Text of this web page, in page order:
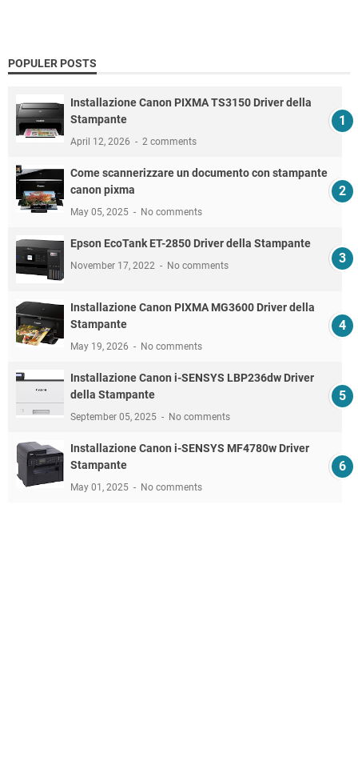
POPULER POSTS
Installazione Canon PIXMA TS3150 Driver della
Stampante
April 12, 2026 2 comments
Come scannerizzare un documento con stampante
canon pixma
May 05, 2025 No comments
Epson EcoTank ET-2850 Driver della Stampante
November 17, 2022 No comments
Installazione Canon PIXMA MG3600 Driver della
Stampante
May 19, 2026 No comments
Installazione Canon i-SENSYS LBP236dw Driver
della Stampante
September 05, 2025 No comments
Installazione Canon i-SENSYS MF4780w Driver
Stampante
May 01, 2025 No comments